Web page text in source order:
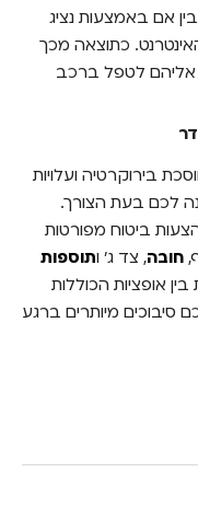
אם באמצעות נציג
כתוצאה מכך
אליהם לטפל ברכב
בירוקרטיה ועלויות
לכם בעת הצורך.
ביטוח מפורטות
חובה, צד ג' ותוספות
בין אופציות הכוללות
מיותרים ברגע